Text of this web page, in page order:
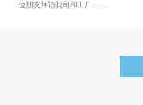
位朋友拜访我司和工厂……